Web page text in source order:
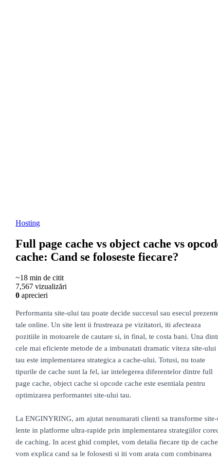
Hosting
Full page cache vs object cache vs
cache: Cand se foloseste fiecare?
~18 min de citit
7,567 vizualizări
0 aprecieri
Performanta site-ului tau poate decide succesul sau esecul
tale online. Un site lent ii frustreaza pe vizitatori, iti afecteaza
pozitiile in motoarele de cautare si, in final, te costa bani. Una
cele mai eficiente metode de a imbunatati dramatic viteza site-ului
tau este implementarea strategica a cache-ului. Totusi, nu toate
tipurile de cache sunt la fel, iar intelegerea diferentelor dintre full
page cache, object cache si opcode cache este esentiala pentru
optimizarea performantei site-ului tau.
La ENGINYRING, am ajutat nenumarati clienti sa transforme
lente in platforme ultra-rapide prin implementarea strategiilor
de caching. In acest ghid complet, vom detalia fiecare tip de
vom explica cand sa le folosesti si iti vom arata cum combinarea